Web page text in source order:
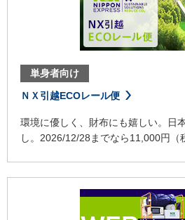
単身者向け
ＮＸ引越ECOレール便
環境に優しく、財布にも嬉しい。日
し。2026/12/28までなら11,000円（